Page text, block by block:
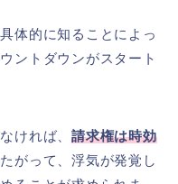
体的に知ることによっ
ントダウンがスタート
ければ、 請求権は時効
がって、浮気が発覚し